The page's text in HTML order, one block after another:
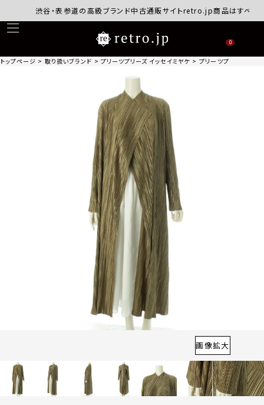
渋谷・表参道の高級ブランド中古通販サイトretro.jp商品はすべて正規
0
トップページ 取り扱いブランド プリーツプリーズ イッセイミヤケ プリーツプリーズ イ
画像拡大